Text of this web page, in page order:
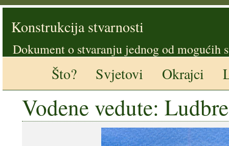
Konstrukcija stvarnosti
Dokument o stvaranju jednog od mogućih
Što? Svjetovi Okrajci
Vodene vedute: